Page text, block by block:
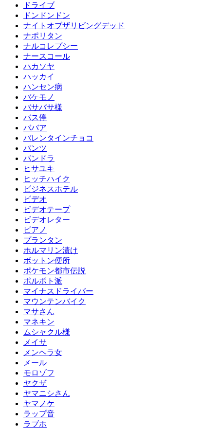
ドライブ
ドンドンドン
ナイトオブザリビングデッド
ナポリタン
ナルコレプシー
ナースコール
ハカソヤ
ハッカイ
ハンセン病
バケモノ
バサバサ様
バス停
ババア
バレンタインチョコ
パンツ
パンドラ
ヒサユキ
ヒッチハイク
ビジネスホテル
ビデオ
ビデオテープ
ビデオレター
ピアノ
プランタン
ホルマリン漬け
ボットン便所
ポケモン都市伝説
ポルポト派
マイナスドライバー
マウンテンバイク
マサさん
マネキン
ムシャクル様
メイサ
メンヘラ女
メール
モロゾフ
ヤクザ
ヤマニシさん
ヤマノケ
ラップ音
ラブホ